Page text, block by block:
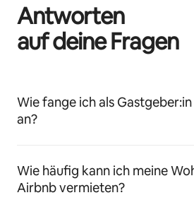
Antworten
auf deine Fragen
Wie fange ich als
an?
Wie häufig kann ich meine
Airbnb vermieten?